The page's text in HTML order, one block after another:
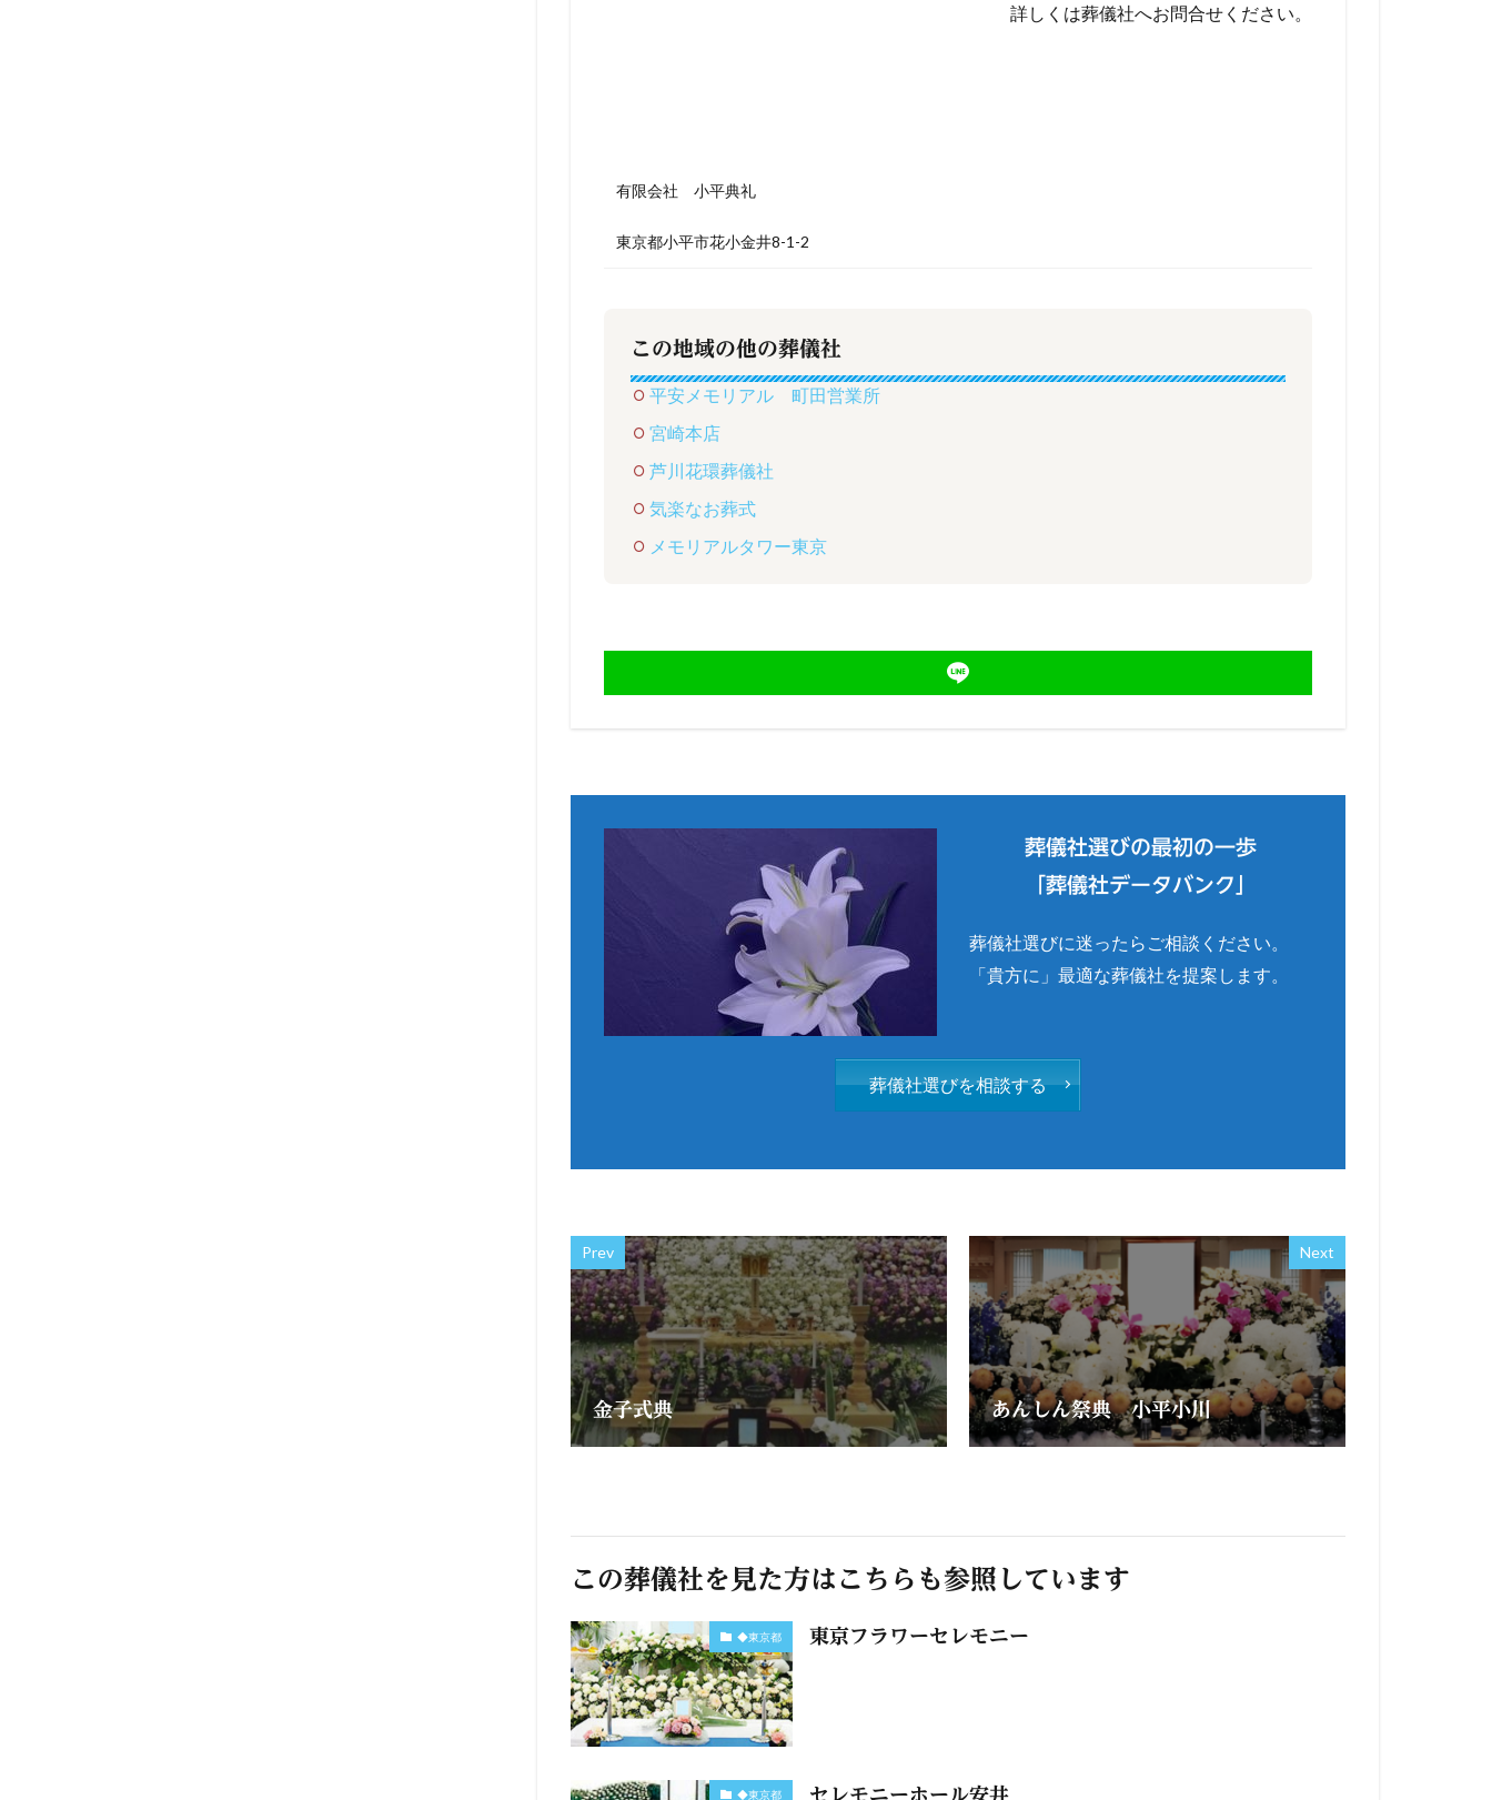
詳しくは葬儀社へお問合せください。
有限会社 小平典礼
東京都小平市花小金井8-1-2
この地域の他の葬儀社
平安メモリアル 町田営業所
宮崎本店
芦川花環葬儀社
気楽なお葬式
メモリアルタワー東京
葬儀社選びの最初の一歩
「葬儀社データバンク」
葬儀社選びに迷ったらご相談ください。
「貴方に」最適な葬儀社を提案します。
葬儀社選びを相談する
Prev
金子式典
Next
あんしん祭典 小平小川
この葬儀社を見た方はこちらも参照しています
◆東京都 東京フラワーセレモニー
◆東京都 セレモニーホール安井